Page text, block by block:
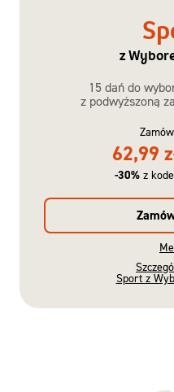
z
15 dań do
z podwyższoną
62,99
-30% z
Sport z